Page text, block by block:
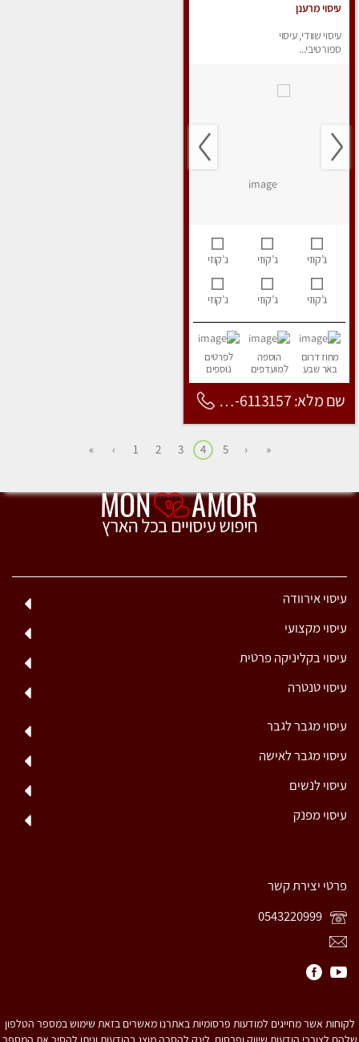
עיסוי מרענן
עיסוי שוודי, עיסוי
ספורטיבי...
ג’קוזי ג’קוזי ג’קוזי
ג’קוזי ג’קוזי ג’קוזי
מחוז דרום
באר שבע
הוספה
למועדפים
לפרטים
נוספים
שם מלא: 053-6113157
«
‹
5
4
3
2
1
›
»
עיסוי אירוודה
עיסוי מקצועי
עיסוי בקליניקה פרטית
עיסוי טנטרה
עיסוי מגבר לגבר
עיסוי מגבר לאישה
עיסוי לנשים
עיסוי מפנק
פרטי יצירת קשר
לקוחות אשר מחייגים למודעות פרסומיות באתרנו מאשרים בזאת שימוש במספר הטלפון